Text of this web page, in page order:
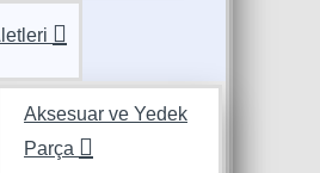
Aksesuar ve Yedek
Parça